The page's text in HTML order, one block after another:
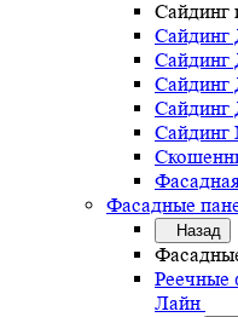
Фасадные
Назад
Реечные
Лайн